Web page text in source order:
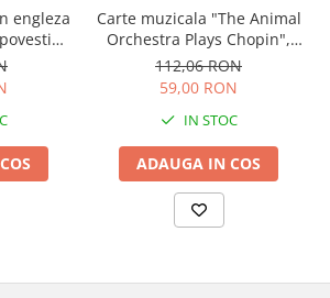
engleza
Carte muzicala "The Animal
Orchestra Plays Chopin",
cartonata, Usborne
112,06 RON
59,00 RON
IN STOC
ADAUGA IN COS